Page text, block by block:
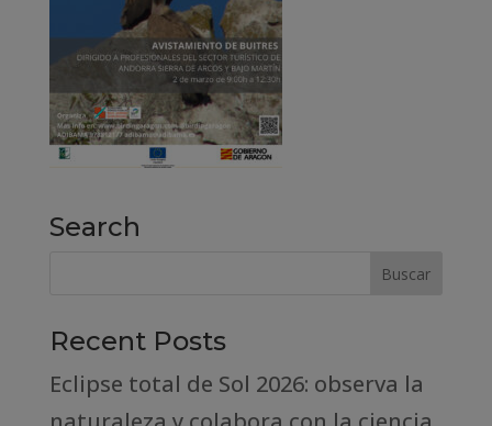
Search
Recent Posts
Eclipse total de Sol 2026: observa la